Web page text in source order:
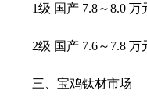
1级 国产 7.8～8.0 万
2级 国产 7.6～7.8 万
三、宝鸡钛材市场